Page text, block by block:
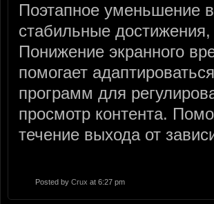
Поэтапное уменьшение
стабильные
Понижение экранного
помогает
программ для
просмотр контента.
течение выхода от
Posted by Crux at 6:27 pm